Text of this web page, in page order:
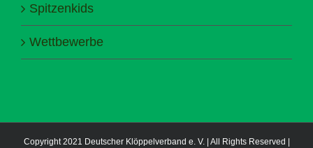
Spitzenkids
Wettbewerbe
Copyright 2021 Deutscher Klöppelverband e. V. | All Rights Reserved |